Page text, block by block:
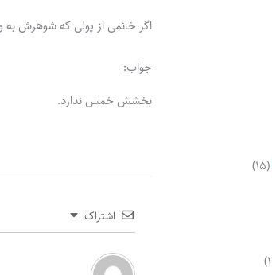
(۱۵)
اگر خانمی از پولی که شوهرش به
جواب:
بخشش خمس ندارد.
اشتراک